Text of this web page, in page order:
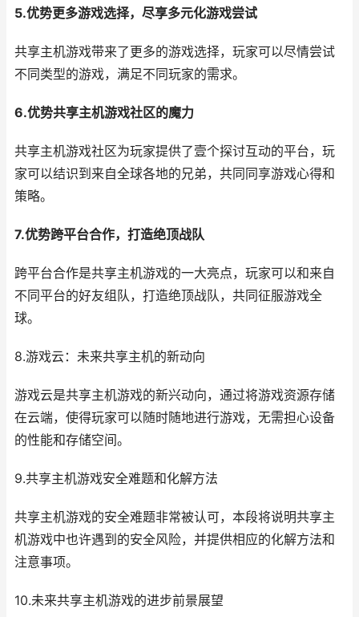
5.优势更多游戏选择，尽享多元化游戏尝试
共享主机游戏带来了更多的游戏选择，玩家可以尽情尝试
不同类型的游戏，满足不同玩家的需求。
6.优势共享主机游戏社区的魔力
共享主机游戏社区为玩家提供了壹个探讨互动的平台，玩
家可以结识到来自全球各地的兄弟，共同同享游戏心得和
策略。
7.优势跨平台合作，打造绝顶战队
跨平台合作是共享主机游戏的一大亮点，玩家可以和来自
不同平台的好友组队，打造绝顶战队，共同征服游戏全
球。
8.游戏云：未来共享主机的新动向
游戏云是共享主机游戏的新兴动向，通过将游戏资源存储
在云端，使得玩家可以随时随地进行游戏，无需担心设备
的性能和存储空间。
9.共享主机游戏安全难题和化解方法
共享主机游戏的安全难题非常被认可，本段将说明共享主
机游戏中也许遇到的安全风险，并提供相应的化解方法和
注意事项。
10.未来共享主机游戏的进步前景展望